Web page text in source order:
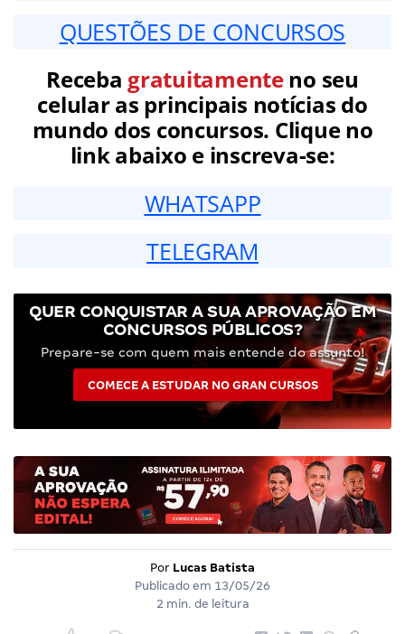
QUESTÕES DE CONCURSOS
Receba gratuitamenteno seu
celular as principais notícias do
mundo dos concursos. Clique no
link abaixo e inscreva-se:
WHATSAPP
TELEGRAM
QUER CONQUISTAR A SUA APROVAÇÃO EM
CONCURSOS PÚBLICOS?
Prepare-se com quem mais entende do assunto!
COMECE A ESTUDAR NO GRAN CURSOS
Por Lucas Batista
Publicado em 13/05/26
2 min. de leitura